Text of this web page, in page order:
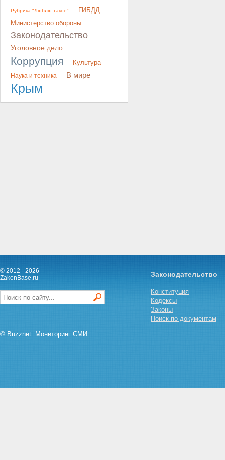
Рубрика "Люблю такое"
ГИБДД
Министерство обороны
Законодательство
Уголовное дело
Коррупция Культура
Наука и техника В мире
Крым
© 2012 - 2026
ZakonBase.ru
© Buzznet: Мониторинг СМИ
Законодательство
Конституция
Кодексы
Законы
Поиск по документам